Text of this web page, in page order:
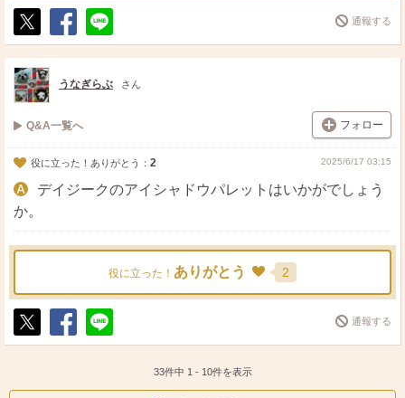
ポ
ス
ト
シ
ェ
送
る
通報する
うなぎらぶ さん
Q&A一覧へ フォロー
役に立った！ありがとう： 2 2025/6/17 03:15
デイジークのアイシャドウパレットはいかがでしょう
か。
役に立った！ ありがとう 2
ポ
シ
送
通報する
33件中 1 - 10件を表示